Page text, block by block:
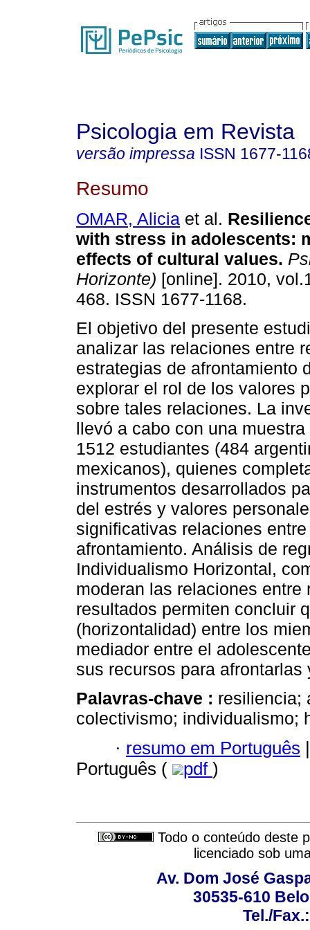
Psicologia em Revista
versão impressa ISSN 1677-
Resumo
OMAR, Alicia et al.
with stress in adolescents:
effects of cultural values.
Horizonte) [online]. 2010,
468. ISSN 1677-1168.
El objetivo del presente
analizar las relaciones entre
estrategias de afrontamiento
explorar el rol de los valores
sobre tales relaciones. La
llevó a cabo con una
1512 estudiantes (484
mexicanos), quienes
instrumentos desarrollados
del estrés y valores
significativas relaciones
afrontamiento. Análisis de
Individualismo Horizontal,
moderan las relaciones
resultados permiten concluir
(horizontalidad) entre los
mediador entre el
sus recursos para
Palavras-chave : resiliencia;
colectivismo; individualismo;
· resumo em Português |
Português (
pdf )
Todo o conteúdo deste
licenciado sob
Av. Dom José
30535-610
Tel./